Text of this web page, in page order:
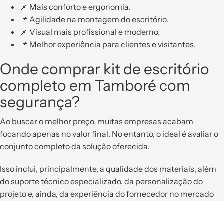
📌 Mais conforto e ergonomia.
📌 Agilidade na montagem do escritório.
📌 Visual mais profissional e moderno.
📌 Melhor experiência para clientes e visitantes.
Onde comprar kit de escritório
completo em Tamboré com
segurança?
Ao buscar o melhor preço, muitas empresas acabam
focando apenas no valor final. No entanto, o ideal é avaliar o
conjunto completo da solução oferecida.
Isso inclui, principalmente, a qualidade dos materiais, além
do suporte técnico especializado, da personalização do
projeto e, ainda, da experiência do fornecedor no mercado